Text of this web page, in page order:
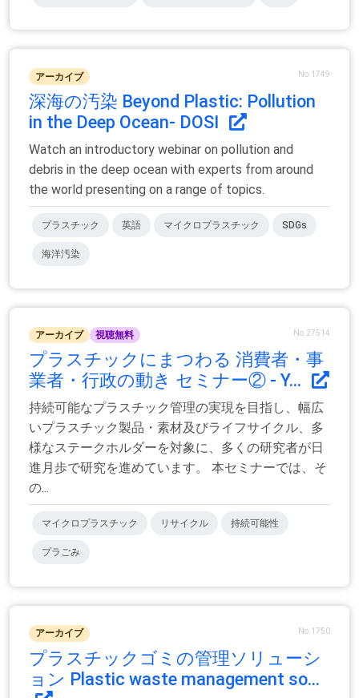
アーカイブ No.1749
深海の汚染 Beyond Plastic: Pollution
in the Deep Ocean- DOSI
Watch an introductory webinar on pollution and
debris in the deep ocean with experts from around
the world presenting on a range of topics.
プラスチック 英語 マイクロプラスチック SDGs
海洋汚染
アーカイブ 視聴無料 No.27514
プラスチックにまつわる 消費者・事
業者・行政の動き セミナー② - Y...
持続可能なプラスチック管理の実現を目指し、幅広
いプラスチック製品・素材及びライフサイクル、多
様なステークホルダーを対象に、多くの研究者が日
進月歩で研究を進めています。 本セミナーでは、そ
の...
マイクロプラスチック リサイクル 持続可能性
プラごみ
アーカイブ No.1750
プラスチックゴミの管理ソリューシ
ョン Plastic waste management so...